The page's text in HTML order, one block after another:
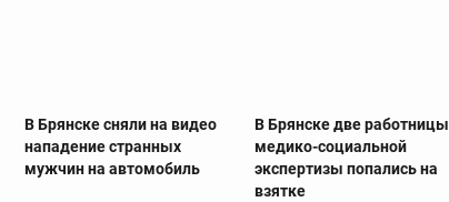
В Брянске сняли на видео
нападение странных
мужчин на автомобиль
В Брянске две работницы
медико-социальной
экспертизы попались на
взятке